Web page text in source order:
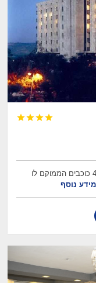




בית המלון קיסר פרמייר טבריה הינו מלון ברמת 4 כוכבים הממוקם לו
מידע נוסף